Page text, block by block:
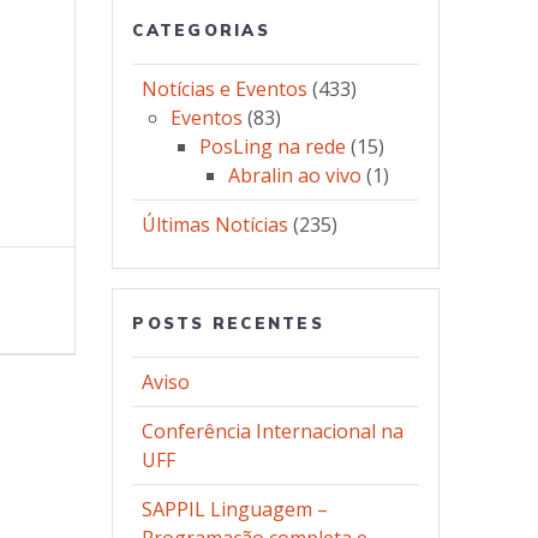
CATEGORIAS
Notícias e Eventos (433)
Eventos (83)
PosLing na rede (15)
Abralin ao vivo (1)
Últimas Notícias (235)
POSTS RECENTES
Aviso
Conferência Internacional na
UFF
SAPPIL Linguagem –